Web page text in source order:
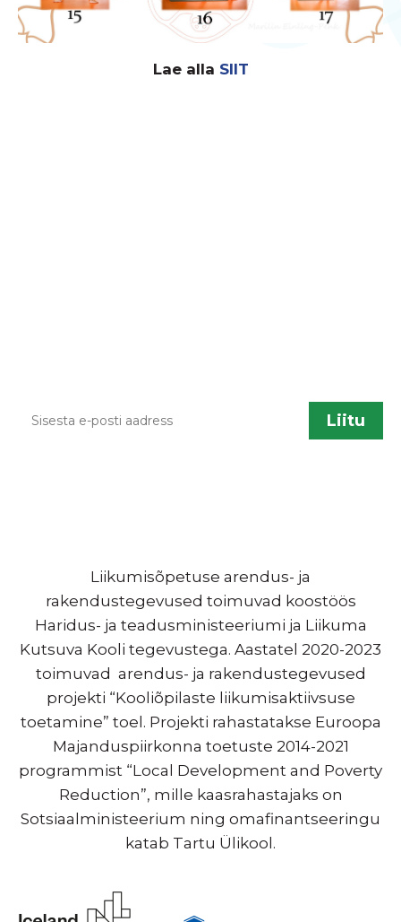
Lae alla SIIT
Liikumisõpetuse arendus- ja
rakendustegevused toimuvad koostöös
Haridus- ja teadusministeeriumi ja Liikuma
Kutsuva Kooli tegevustega. Aastatel 2020-2023
toimuvad arendus- ja rakendustegevused
projekti “Kooliõpilaste liikumisaktiivsuse
toetamine” toel. Projekti rahastatakse Euroopa
Majanduspiirkonna toetuste 2014-2021
programmist “Local Development and Poverty
Reduction”, mille kaasrahastajaks on
Sotsiaalministeerium ning omafinantseeringu
katab Tartu Ülikool.